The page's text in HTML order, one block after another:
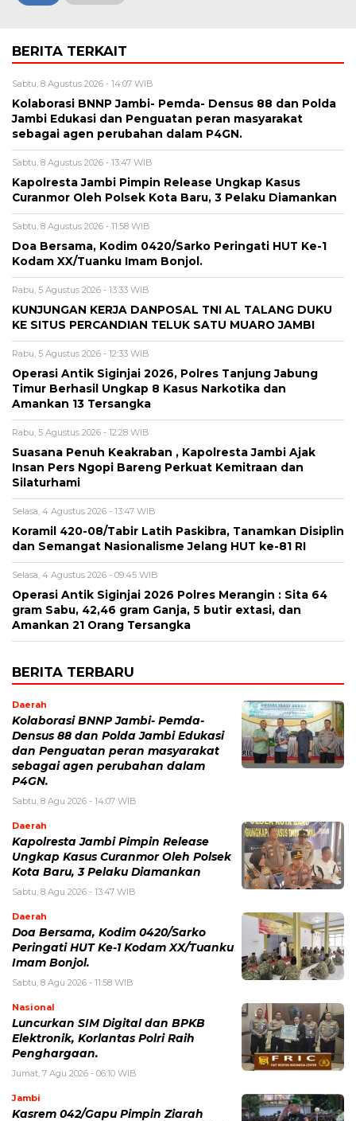
BERITA TERKAIT
Sabtu, 8 Agustus 2026 - 14:07 WIB
Kolaborasi BNNP Jambi- Pemda- Densus 88 dan Polda
Jambi Edukasi dan Penguatan peran masyarakat
sebagai agen perubahan dalam P4GN.
Sabtu, 8 Agustus 2026 - 13:47 WIB
Kapolresta Jambi Pimpin Release Ungkap Kasus
Curanmor Oleh Polsek Kota Baru, 3 Pelaku Diamankan
Sabtu, 8 Agustus 2026 - 11:58 WIB
Doa Bersama, Kodim 0420/Sarko Peringati HUT Ke-1
Kodam XX/Tuanku Imam Bonjol.
Rabu, 5 Agustus 2026 - 13:33 WIB
KUNJUNGAN KERJA DANPOSAL TNI AL TALANG DUKU
KE SITUS PERCANDIAN TELUK SATU MUARO JAMBI
Rabu, 5 Agustus 2026 - 12:33 WIB
Operasi Antik Siginjai 2026, Polres Tanjung Jabung
Timur Berhasil Ungkap 8 Kasus Narkotika dan
Amankan 13 Tersangka
Rabu, 5 Agustus 2026 - 12:28 WIB
Suasana Penuh Keakraban , Kapolresta Jambi Ajak
Insan Pers Ngopi Bareng Perkuat Kemitraan dan
Silaturhami
Selasa, 4 Agustus 2026 - 13:47 WIB
Koramil 420-08/Tabir Latih Paskibra, Tanamkan Disiplin
dan Semangat Nasionalisme Jelang HUT ke-81 RI
Selasa, 4 Agustus 2026 - 09:45 WIB
Operasi Antik Siginjai 2026 Polres Merangin : Sita 64
gram Sabu, 42,46 gram Ganja, 5 butir extasi, dan
Amankan 21 Orang Tersangka
BERITA TERBARU
Daerah
Kolaborasi BNNP Jambi- Pemda-
Densus 88 dan Polda Jambi Edukasi
dan Penguatan peran masyarakat
sebagai agen perubahan dalam
P4GN.
Sabtu, 8 Agu 2026 - 14:07 WIB
Daerah
Kapolresta Jambi Pimpin Release
Ungkap Kasus Curanmor Oleh Polsek
Kota Baru, 3 Pelaku Diamankan
Sabtu, 8 Agu 2026 - 13:47 WIB
Daerah
Doa Bersama, Kodim 0420/Sarko
Peringati HUT Ke-1 Kodam XX/Tuanku
Imam Bonjol.
Sabtu, 8 Agu 2026 - 11:58 WIB
Nasional
Luncurkan SIM Digital dan BPKB
Elektronik, Korlantas Polri Raih
Penghargaan.
Jumat, 7 Agu 2026 - 06:10 WIB
Jambi
Kasrem 042/Gapu Pimpin Ziarah